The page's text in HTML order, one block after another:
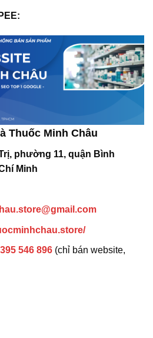
Thuốc Minh Châu
phường 11, quận Bình
Minh
546 896 (chỉ bán website,